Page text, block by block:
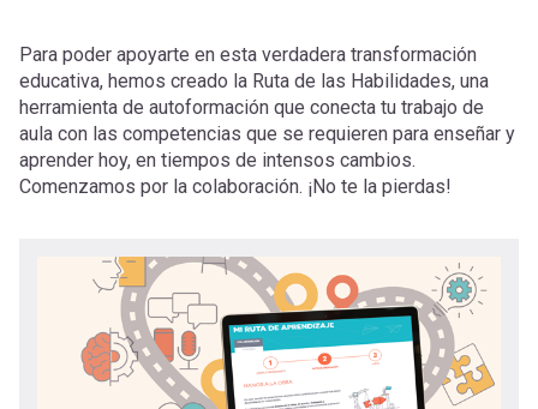
a
mi
cuenta
Expand
[Educarchile
Mobile]
Menú
Inicia
sesión
Regístrate
ayuda
a
navegación
Para poder apoyarte en esta verdadera transformación
educativa, hemos creado la Ruta de las Habilidades, una
herramienta de autoformación que conecta tu trabajo de
aula con las competencias que se requieren para enseñar y
aprender hoy, en tiempos de intensos cambios.
Comenzamos por la colaboración. ¡No te la pierdas!